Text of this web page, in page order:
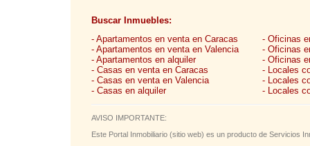
Buscar Inmuebles:
- Apartamentos en venta en Caracas
- Apartamentos en venta en Valencia
- Apartamentos en alquiler
- Casas en venta en Caracas
- Casas en venta en Valencia
- Casas en alquiler
- Oficinas
- Oficinas
- Oficinas
- Locales
- Locales
- Locales
AVISO IMPORTANTE:
Este Portal Inmobiliario (sitio web) es un producto de Servicios